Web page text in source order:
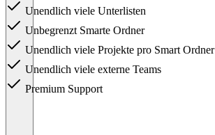
Unendlich viele Unterlisten
Unbegrenzt Smarte Ordner
Unendlich viele Projekte pro Smart Ordner
Unendlich viele externe Teams
Premium Support